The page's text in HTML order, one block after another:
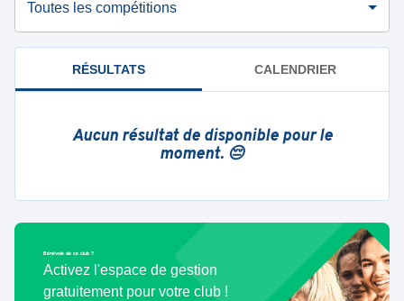
Toutes les compétitions
RÉSULTATS CALENDRIER
Aucun résultat de disponible pour le
moment. 😔
Bénévole de ce club ?
Activez l'espace de gestion
gratuitement pour votre club !